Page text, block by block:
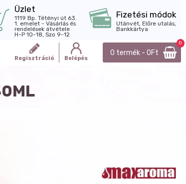
Üzlet
1119 Bp. Tétényi út 63.
1. emelet - Vásárlás és
rendelések átvétele
H-P 10-18, Szo 9-12
Fizetési módok
Utánvét, Előre utalás,
Bankkártya
Regisztráció Belépés
0 termék - 0Ft
0